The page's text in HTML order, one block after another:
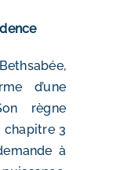
d’une
règne
chapitre 3
à